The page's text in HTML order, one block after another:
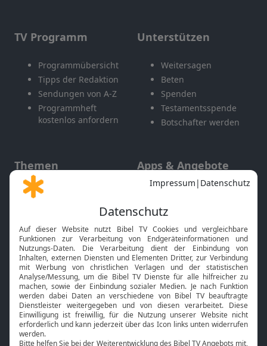
TV Programm
Programmübersicht
Tipps der Redaktion
Sendungen von A-Z
Programmheft
kostenlos anfordern
Unterstützen
Weitersagen
Beten
Spenden
Testamentsspende
Botschafter werden
Themen
Gott und Bibel erklärt
Neuigkeiten
Apps & Angebote
Mobile App
Smart TV
HbbTV
Bibelthek Online-Bibel
Nächster Gottesdienst
Bibel TV Service